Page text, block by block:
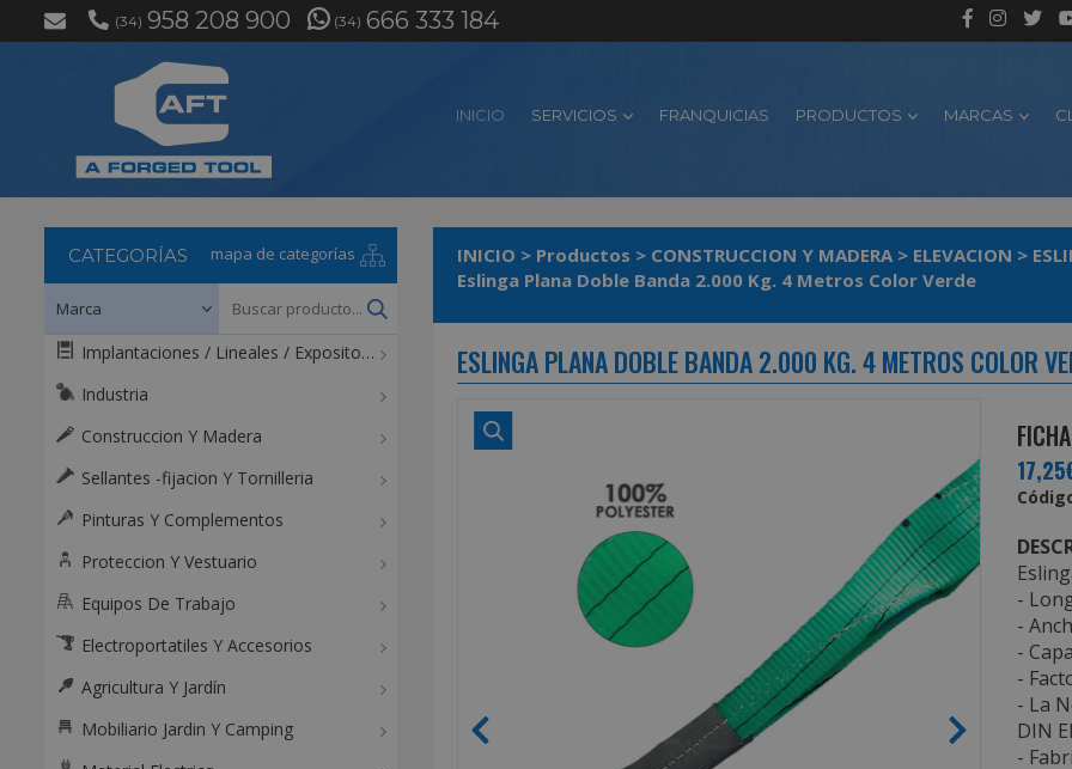
(34) 958 208 900 (34) 666 333 184
INICIO SERVICIOS FRANQUICIAS PRODUCTOS MARCAS
INICIO > Productos > CONSTRUCCION Y MADERA > ELEVACION >
Eslinga Plana Doble Banda 2.000 Kg. 4 Metros Color Verde
ESLINGA PLANA DOBLE BANDA 2.000 KG. 4 METROS COLOR
-
-
-
-
- La
DIN
-
CATEGORÍAS mapa de categorías
Implantaciones / Lineales / Expositores / Mostradores
Industria
Construccion Y Madera
Sellantes -fijacion Y Tornilleria
Pinturas Y Complementos
Proteccion Y Vestuario
Equipos De Trabajo
Electroportatiles Y Accesorios
Agricultura Y Jardín
Mobiliario Jardin Y Camping